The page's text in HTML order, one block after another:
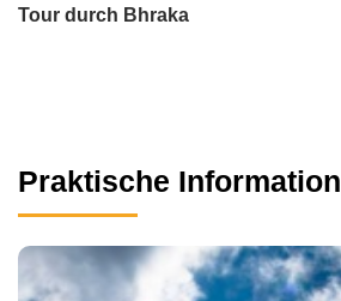
Tour durch Bhraka
Praktische Information